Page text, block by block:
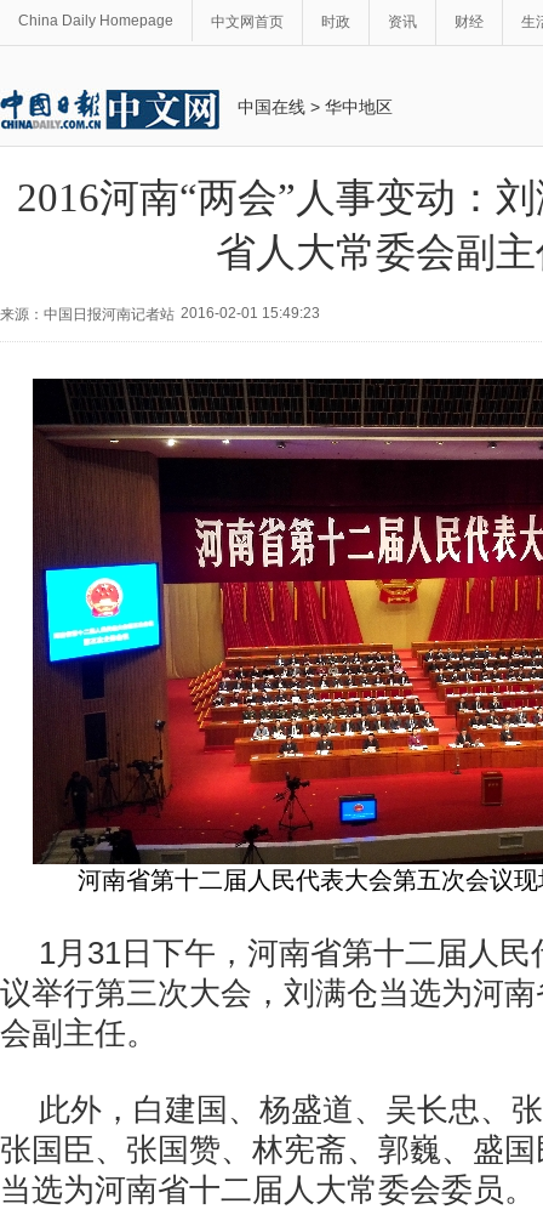
China Daily Homepage 中文网首页 时政 资讯 财经 生
中国在线 > 华中地区
2016河南“两会”人事变动：
省人大常委会副
来源：中国日报河南记者站 2016-02-01 15:49:23
河南省第十二届人民代表大会第五次会议
1月 31日下午，河南省第十二届人
议举行第三次大会，刘满仓当选为河
会副主任。
此外，白建国、杨盛道、吴长忠、
张国臣、张国赞、林宪斋、郭巍、盛
当选为河南省十二届人大常委会委员。